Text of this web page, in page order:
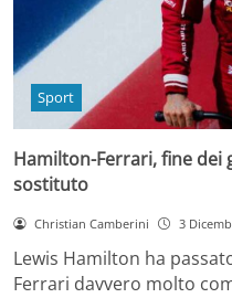
Sport
Hamilton-Ferrari, fine dei
sostituto
Christian Camberini 3
Lewis Hamilton ha
Ferrari davvero molto